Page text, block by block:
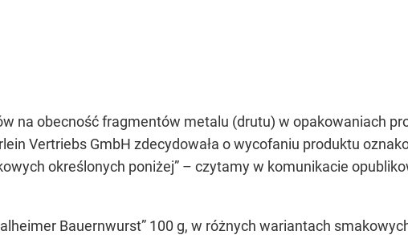
na obecność fragmentów metalu (drutu) w opakowaniach
Vertriebs GmbH zdecydowała o wycofaniu produktu
określonych poniżej” – czytamy w komunikacie
Bauernwurst” 100 g, w różnych wariantach